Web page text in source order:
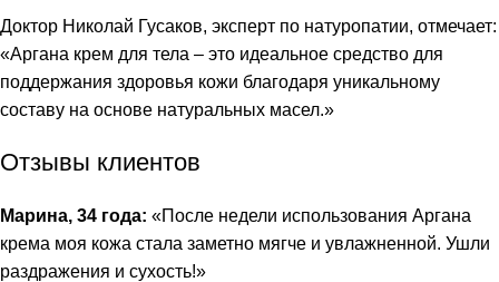
Доктор Николай Гусаков, эксперт по натуропатии, отмечает:
«Аргана крем для тела – это идеальное средство для
поддержания здоровья кожи благодаря уникальному
составу на основе натуральных масел.»
Отзывы клиентов
Марина, 34 года: «После недели использования Аргана
крема моя кожа стала заметно мягче и увлажненной. Ушли
раздражения и сухость!»